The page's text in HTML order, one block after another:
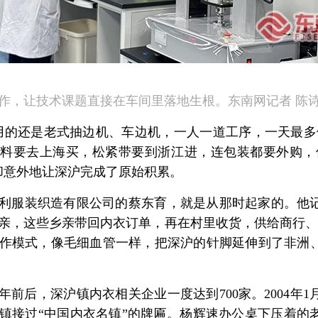
，让技术课题直接在车间里落地生根。东南网记者 陈
的还是老式抽边机、车边机，一人一道工序，一天最
要去上海买，松紧带要到浙江进，连包装都要外购
外地让深沪完成了原始积累。
服装织造有限公司的蔡东育，就是从那时起家的。他
，这些乡亲带回内衣订单，再在村里收货，供给商行
模式，像毛细血管一样，把深沪的针脚延伸到了非洲
前后，深沪镇内衣相关企业一度达到700家。2004年1
接过“中国内衣名镇”的牌匾。杨辉速办公桌下压着的